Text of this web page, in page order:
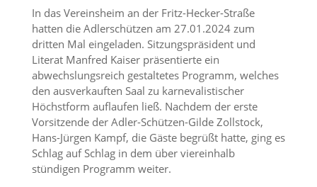
In das Vereinsheim an der Fritz-Hecker-Straße
hatten die Adlerschützen am 27.01.2024 zum
dritten Mal eingeladen. Sitzungspräsident und
Literat Manfred Kaiser präsentierte ein
abwechslungsreich gestaltetes Programm, welches
den ausverkauften Saal zu karnevalistischer
Höchstform auflaufen ließ. Nachdem der erste
Vorsitzende der Adler-Schützen-Gilde Zollstock,
Hans-Jürgen Kampf, die Gäste begrüßt hatte, ging es
Schlag auf Schlag in dem über viereinhalb
stündigen Programm weiter.